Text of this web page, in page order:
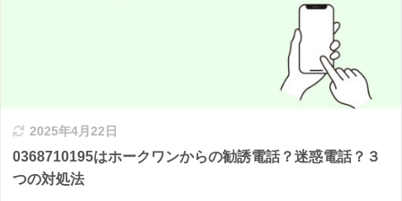
2025年4月22日
0368710195はホークワンからの勧誘電話？迷惑電話？３
つの対処法